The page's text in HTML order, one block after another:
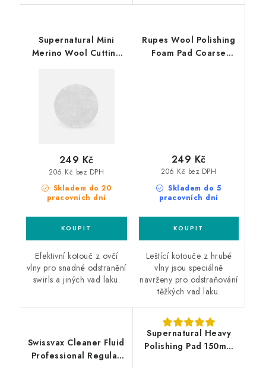
Supernatural Mini
Merino Wool Cutting
Skladem do 20
pracovních dní
206 Kč bez DPH
249 Kč
Efektivní kotouč z ovčí
vlny pro snadné odstranění
swirls a jiných vad laku.
Rupes Wool Polishing
Foam Pad Coarse
Skladem do 5
pracovních dní
206 Kč bez DPH
249 Kč
Leštící kotouče z hrubé
vlny jsou speciálně
navrženy pro odstraňování
těžkých vad laku.
Swissvax Cleaner Fluid
Professional Regular
Supernatural Heavy
Polishing Pad 150mm